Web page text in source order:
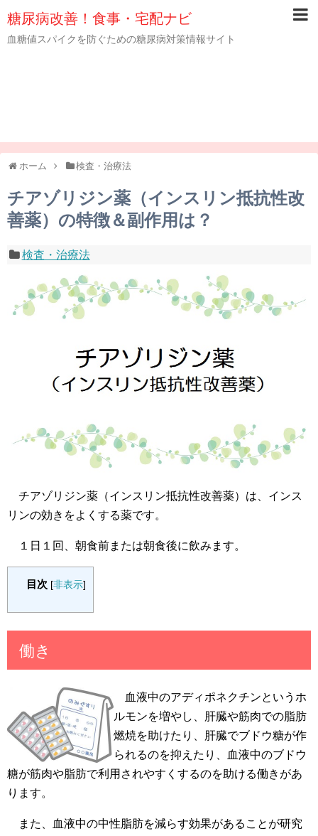
糖尿病改善！食事・宅配ナビ
血糖値スパイクを防ぐための糖尿病対策情報サイト
ホーム 検査・治療法
チアゾリジン薬（インスリン抵抗性改
善薬）の特徴＆副作用は？
検査・治療法
チアゾリジン薬（インスリン抵抗性改善薬）は、インス
リンの効きをよくする薬です。
１日１回、朝食前または朝食後に飲みます。
目次 [非表示]
働き
血液中のアディポネクチンというホ
ルモンを増やし、肝臓や筋肉での脂肪
燃焼を助けたり、肝臓でブドウ糖が作
られるのを抑えたり、血液中のブドウ
糖が筋肉や脂肪で利用されやすくするのを助ける働きがあ
ります。
また、血液中の中性脂肪を減らす効果があることが研究